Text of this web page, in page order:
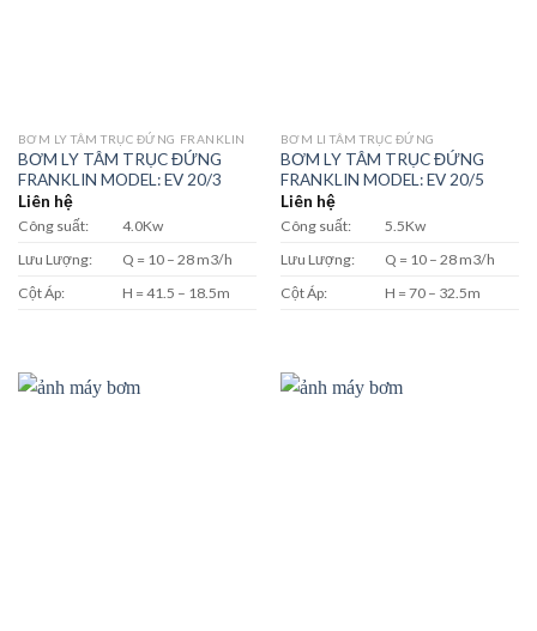
BƠM LY TÂM TRỤC ĐỨNG FRANKLIN
BƠM LY TÂM TRỤC ĐỨNG
FRANKLIN MODEL: EV 20/3
Liên hệ
Công suất:
4.0Kw
Lưu Lượng:
Q = 10 – 28 m3/h
Cột Áp:
H = 41.5 – 18.5m
BƠM LI TÂM TRỤC ĐỨNG
BƠM LY TÂM TRỤC ĐỨNG
FRANKLIN MODEL: EV 20/5
Liên hệ
Công suất:
5.5Kw
Lưu Lượng:
Q = 10 – 28 m3/h
Cột Áp:
H = 70 – 32.5m